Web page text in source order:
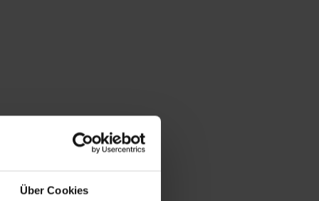
Über Cookies